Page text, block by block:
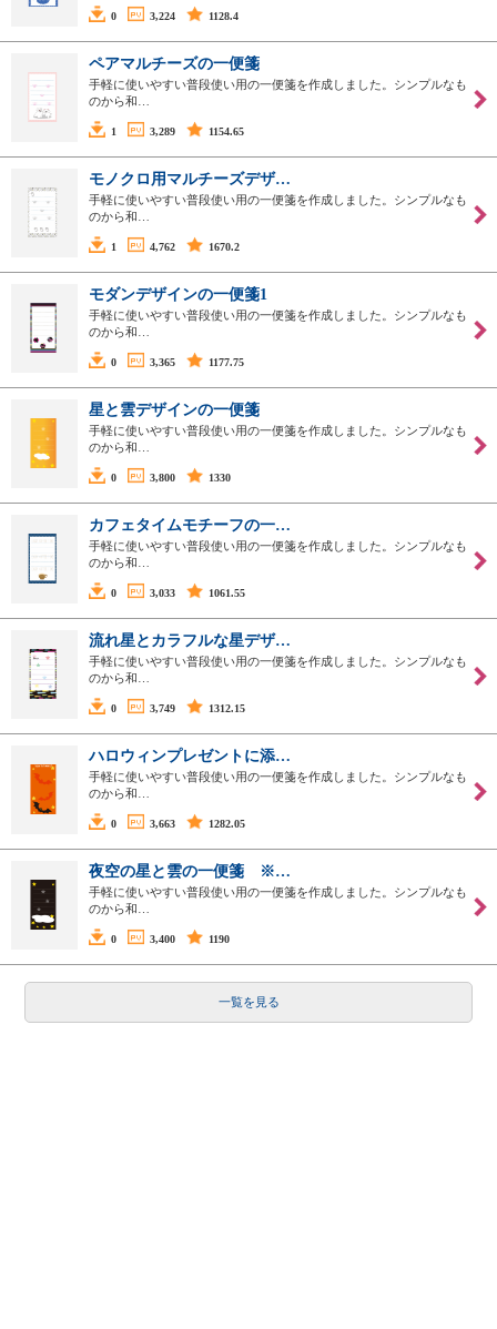
0 3,224 1128.4
ペアマルチーズの一便箋
手軽に使いやすい普段使い用の一便箋を作成しました。シンプルなも
のから和…
1 3,289 1154.65
モノクロ用マルチーズデザ…
手軽に使いやすい普段使い用の一便箋を作成しました。シンプルなも
のから和…
1 4,762 1670.2
モダンデザインの一便箋1
手軽に使いやすい普段使い用の一便箋を作成しました。シンプルなも
のから和…
0 3,365 1177.75
星と雲デザインの一便箋
手軽に使いやすい普段使い用の一便箋を作成しました。シンプルなも
のから和…
0 3,800 1330
カフェタイムモチーフの一…
手軽に使いやすい普段使い用の一便箋を作成しました。シンプルなも
のから和…
0 3,033 1061.55
流れ星とカラフルな星デザ…
手軽に使いやすい普段使い用の一便箋を作成しました。シンプルなも
のから和…
0 3,749 1312.15
ハロウィンプレゼントに添…
手軽に使いやすい普段使い用の一便箋を作成しました。シンプルなも
のから和…
0 3,663 1282.05
夜空の星と雲の一便箋 ※…
手軽に使いやすい普段使い用の一便箋を作成しました。シンプルなも
のから和…
0 3,400 1190
一覧を見る